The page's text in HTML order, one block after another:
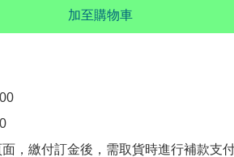
加至購物車
，繳付訂金後，需取貨時進行補款支付